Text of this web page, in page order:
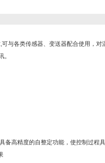
与各类传感器、变送器配合使用，
备高精度的自整定功能，使控制过程